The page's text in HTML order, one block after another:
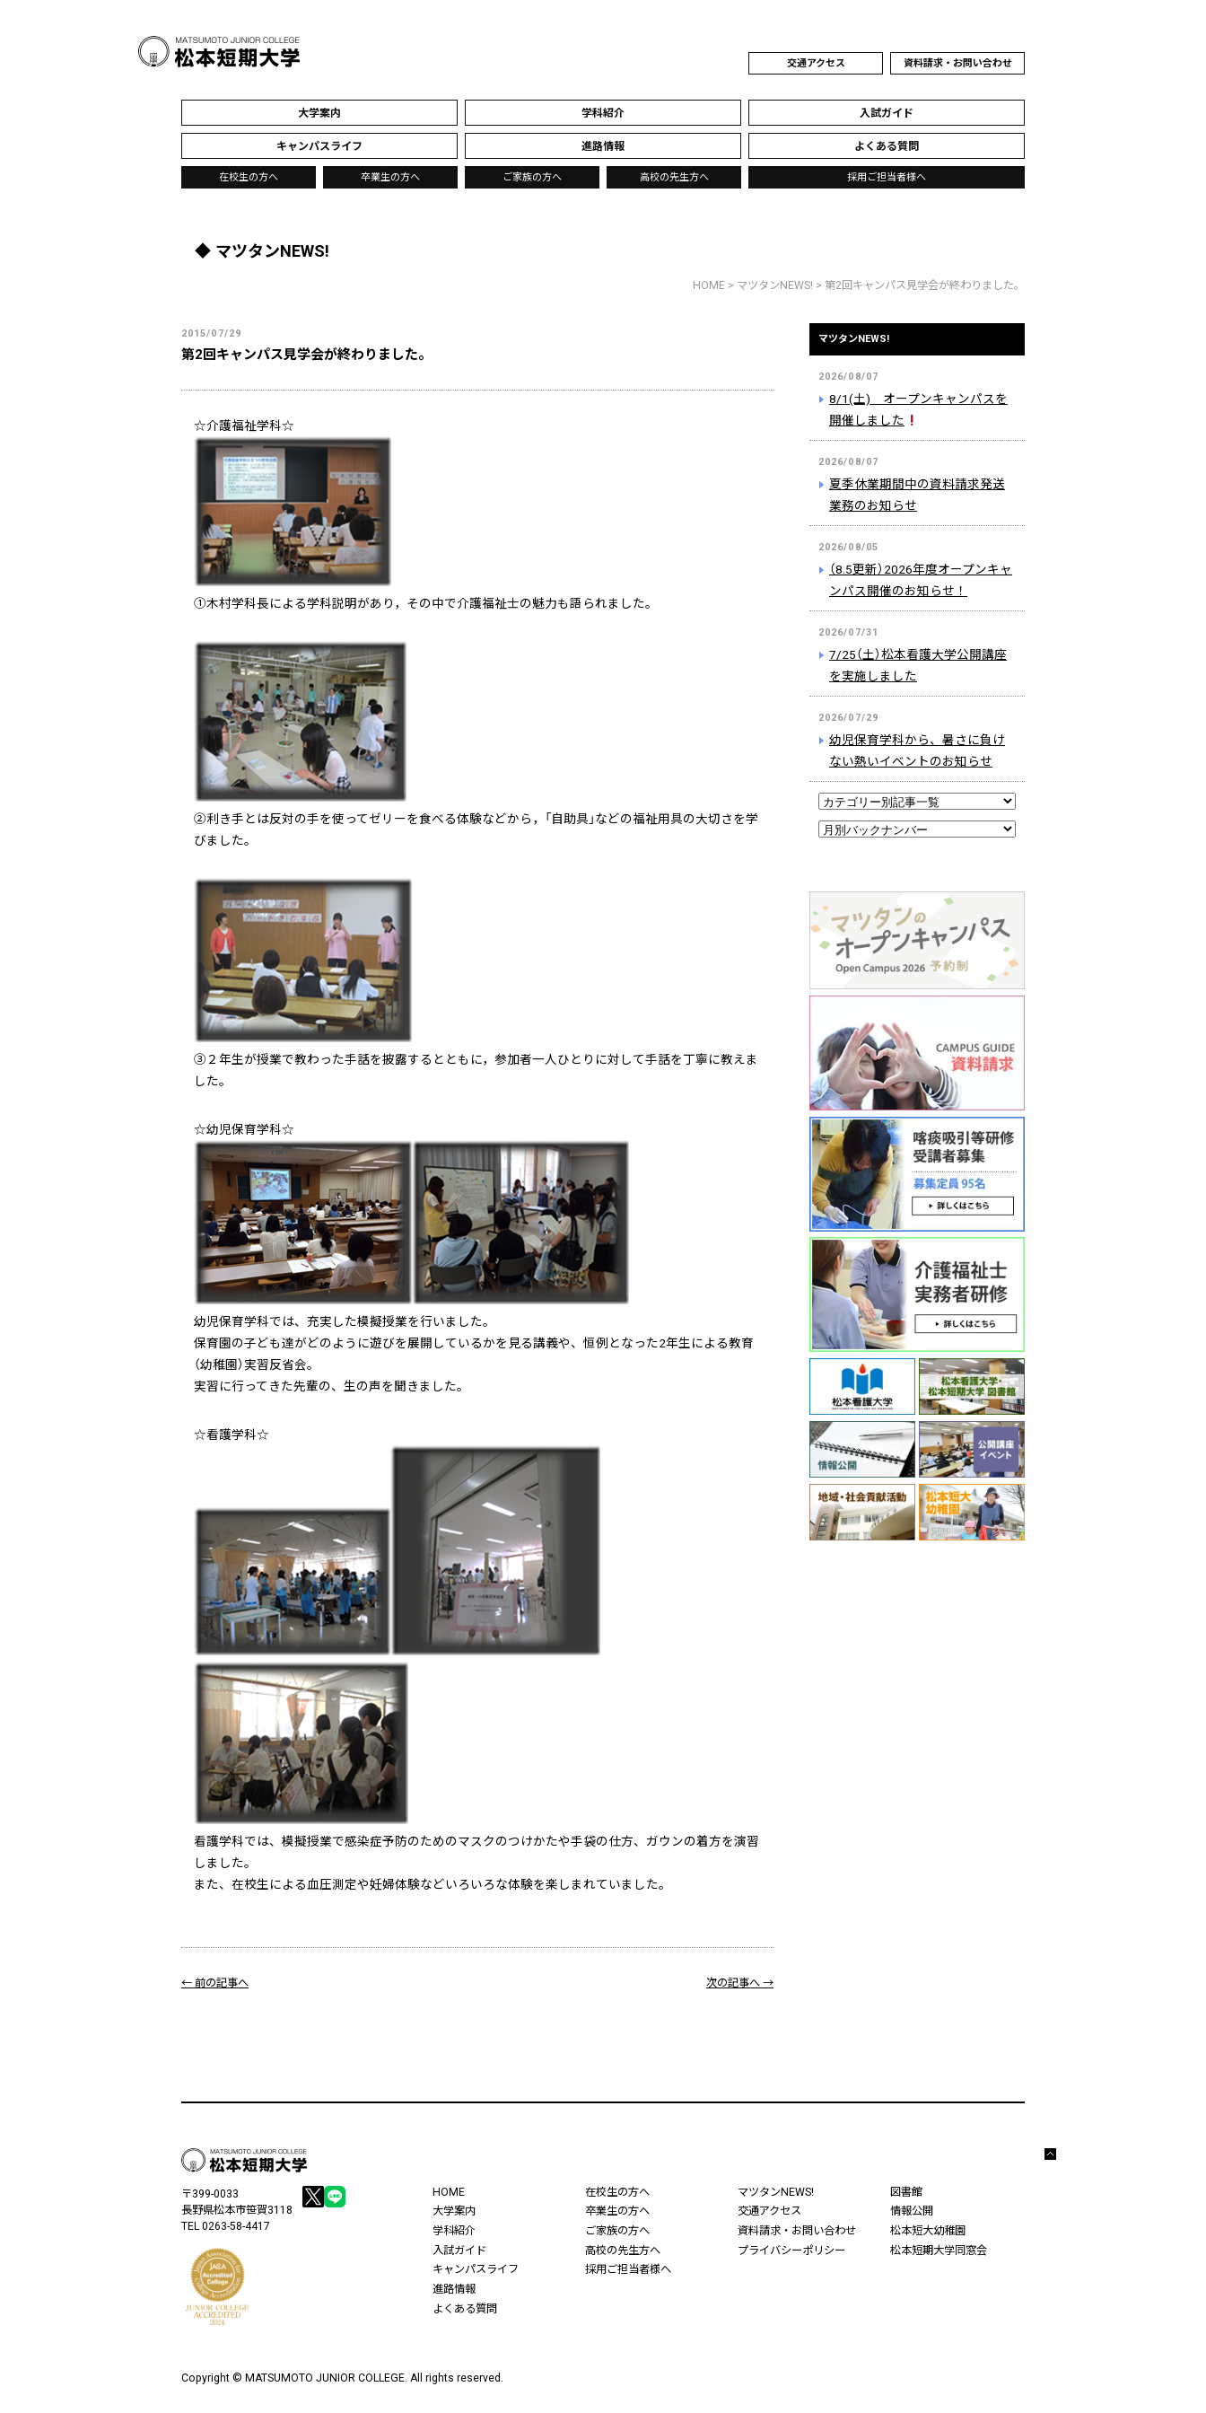
交通アクセス 資料請求・お問い合わせ
大学案内 学科紹介 入試ガイド
キャンパスライフ 進路情報 よくある質問
在校生の方へ 卒業生の方へ ご家族の方へ 高校の先生方へ 採用ご担当者様へ
マツタンNEWS!
HOME > マツタンNEWS! > 第2回キャンパス見学会が終わりました。
2015/07/29
第2回キャンパス見学会が終わりました。
☆介護福祉学科☆
①木村学科長による学科説明があり，その中で介護福祉士の魅力も語られました。
②利き手とは反対の手を使ってゼリーを食べる体験などから，「自助具」などの福祉用具の大切さを学
びました。
③２年生が授業で教わった手話を披露するとともに，参加者一人ひとりに対して手話を丁寧に教えま
した。
☆幼児保育学科☆
幼児保育学科では、充実した模擬授業を行いました。
保育園の子ども達がどのように遊びを展開しているかを見る講義や、恒例となった2年生による教育
（幼稚園）実習反省会。
実習に行ってきた先輩の、生の声を聞きました。
☆看護学科☆
看護学科では、模擬授業で感染症予防のためのマスクのつけかたや手袋の仕方、ガウンの着方を演習
しました。
また、在校生による血圧測定や妊婦体験などいろいろな体験を楽しまれていました。
← 前の記事へ 次の記事へ →
マツタンNEWS!
2026/08/07
8/1(土) オープンキャンパスを
開催しました
2026/08/07
夏季休業期間中の資料請求発送
業務のお知らせ
2026/08/05
（8.5更新）2026年度オープンキャ
ンパス開催のお知らせ！
2026/07/31
7/25（土）松本看護大学公開講座
を実施しました
2026/07/29
幼児保育学科から、暑さに負け
ない熱いイベントのお知らせ
HOME
大学案内
学科紹介
入試ガイド
キャンパスライフ
進路情報
よくある質問
在校生の方へ
卒業生の方へ
ご家族の方へ
高校の先生方へ
採用ご担当者様へ
マツタンNEWS!
交通アクセス
資料請求・お問い合わせ
プライバシーポリシー
図書館
情報公開
松本短大幼稚園
松本短期大学同窓会
〒399-0033
長野県松本市笹賀3118
TEL 0263-58-4417
Copyright © MATSUMOTO JUNIOR COLLEGE. All rights reserved.